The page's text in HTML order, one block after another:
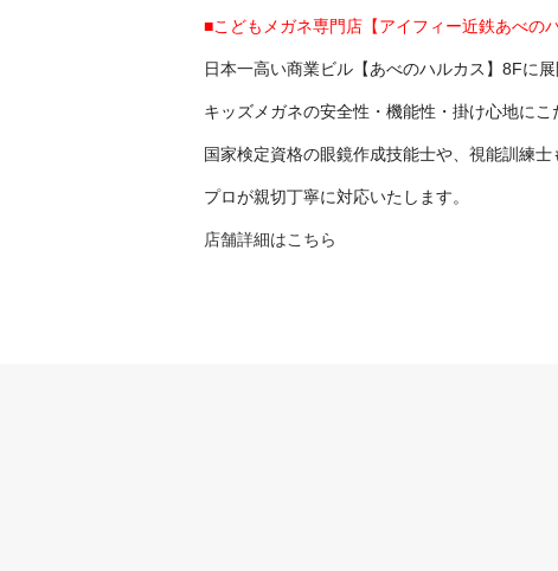
■こどもメガネ専門店【アイフィー近鉄あべの
日本一高い商業ビル【あべのハルカス】8Fに展
キッズメガネの安全性・機能性・掛け心地に
国家検定資格の眼鏡作成技能士や、視能訓練
プロが親切丁寧に対応いたします。
店舗詳細はこちら